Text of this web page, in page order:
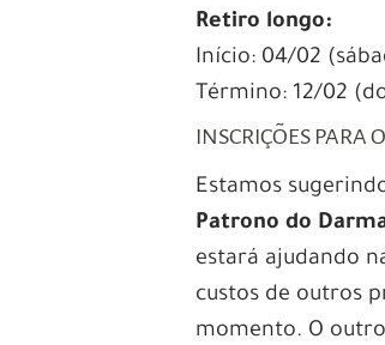
Retiro longo:
Início: 04/02
Término: 12/02
INSCRIÇÕES PARA
Estamos
Patrono do
estará ajudando
custos de outros
momento. O